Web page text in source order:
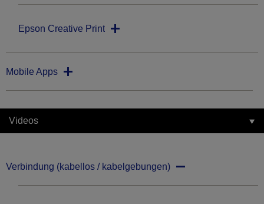
Epson Creative Print
Mobile Apps
Videos
Verbindung (kabellos / kabelgebungen)